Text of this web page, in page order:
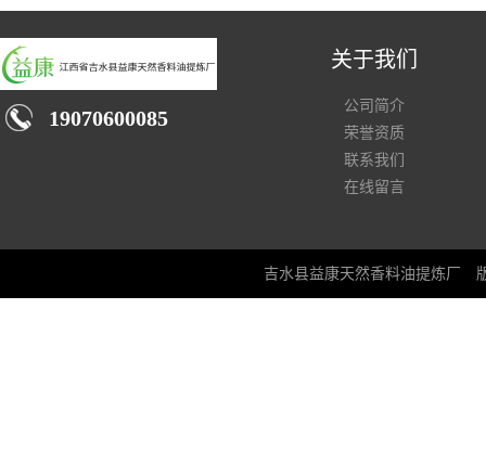
19070600085
关于我们
公司简介
荣誉资质
联系我们
在线留言
吉水县益康天然香料油提炼厂